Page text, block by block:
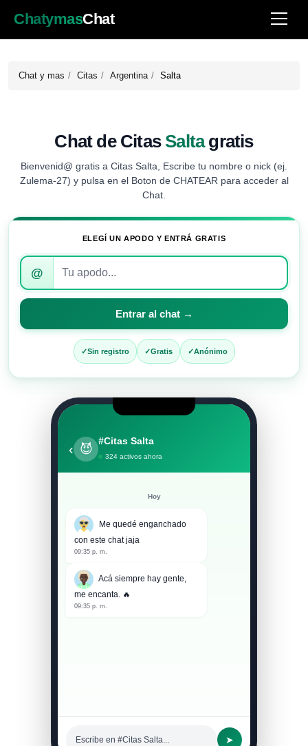
ChatymasChat
Chat y mas Citas Argentina Salta
Chat de Citas Saltagratis
Bienvenid@ gratis a Citas Salta, Escribe tu nombre o nick (ej.
Zulema-27) y pulsa en el Boton de CHATEAR para acceder al
Chat.
ELEGÍ UN APODO Y ENTRÁ GRATIS
Introduce
apodo
para
entrar
@
Entrar al chat →
Sin registro Gratis Anónimo
‹ 😈
#Citas Salta
324 activos ahora
Hoy
Me quedé enganchado
con este chat jaja
09:35 p. m.
Acá siempre hay gente,
me encanta. 🔥
09:35 p. m.
Escribe en #Citas Salta... ➤